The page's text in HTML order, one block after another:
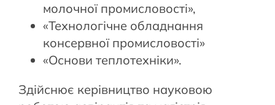
молочної промисловості»,
«Технологічне обладнання
консервної промисловості»
«Основи теплотехніки».
Здійснює керівництво науковою